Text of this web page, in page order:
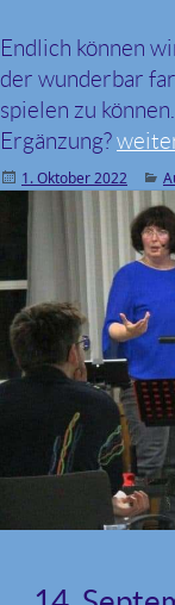
Endlich können
der wunderbar
spielen zu
Ergänzung?30.
Veröffentlicht
1. Oktober 2022